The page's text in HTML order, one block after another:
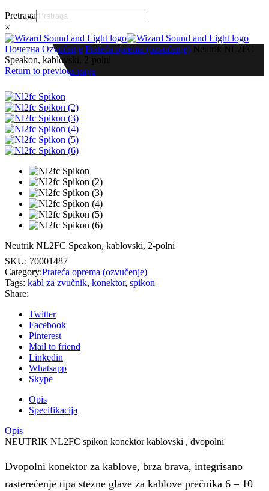
Pretraga
×
Почетна Ozvučenje Prateća oprema (ozvučenje) Neutrik NL2FC
Speakon, kablovski, 2-polni
Return to previous page
Neutrik NL2FC Speakon, kablovski, 2-polni
SKU: 70001487
Category:Prateća oprema (ozvučenje)
Tags: kabl za zvučnik, konektor, spikon
Share:
Twitter
Facebook
Pinterest
Mail to friend
Linkedin
Whatsapp
Skype
Opis
Specifikacija
Opis
NEUTRIK NL2FC spikon konektor kablovski , dvopolni
Dvopolni konektor za kablove, brza brava, integrisano
rasterećenje tipa stezne glave za kablove prečnika 6 – 10